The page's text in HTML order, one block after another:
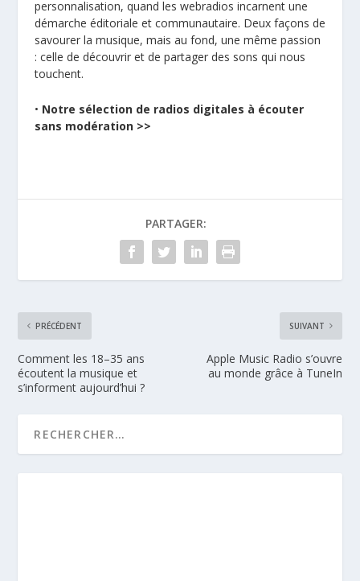
personnalisation, quand les webradios incarnent une
démarche éditoriale et communautaire. Deux façons de
savourer la musique, mais au fond, une même passion
: celle de découvrir et de partager des sons qui nous
touchent.
• Notre sélection de radios digitales à écouter
sans modération >>
PARTAGER:
PRÉCÉDENT
Comment les 18–35 ans
écoutent la musique et
s’informent aujourd’hui ?
SUIVANT
Apple Music Radio s’ouvre
au monde grâce à TuneIn